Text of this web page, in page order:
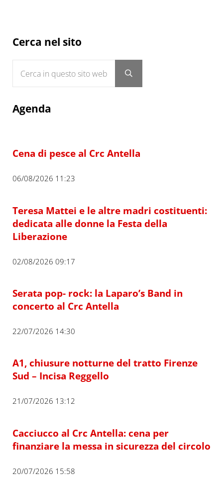
Sidebar
Cerca nel sito
Submit search
Agenda
Cena di pesce al Crc Antella
06/08/2026 11:23
Teresa Mattei e le altre madri costituenti:
dedicata alle donne la Festa della
Liberazione
02/08/2026 09:17
Serata pop- rock: la Laparo’s Band in
concerto al Crc Antella
22/07/2026 14:30
A1, chiusure notturne del tratto Firenze
Sud – Incisa Reggello
21/07/2026 13:12
Cacciucco al Crc Antella: cena per
finanziare la messa in sicurezza del circolo
20/07/2026 15:58